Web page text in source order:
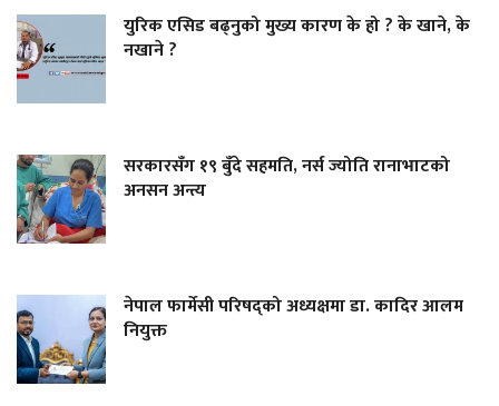
युरिक एसिड बढ्नुको मुख्य कारण के हो ? के खाने, के
नखाने ?
सरकारसँग १९ बुँदे सहमति, नर्स ज्योति रानाभाटको
अनसन अन्त्य
नेपाल फार्मेसी परिषद्को अध्यक्षमा डा. कादिर आलम
नियुक्त